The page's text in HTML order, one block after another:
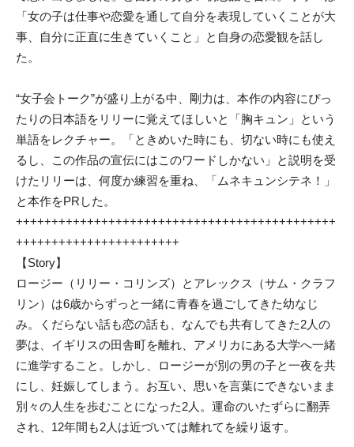
「女の子は仕事や恋愛を通して自分を表現していくことが大
事、自分に正直に生きていくこと」と自身の恋愛観を話し
た。
“女子会トーク”が盛り上がる中、剛力は、本作の内容にぴっ
たりの日本語をリリーに覚えてほしいと「胸キュン」という
単語をレクチャー。「ときめいた時にも、切ない時にも使え
るし、この作品の宣伝にはこのワードしかない」と説明を受
けたリリーは、何度か練習を重ね、「ムネキュンシテネ！」
と本作をPRした。
+++++++++++++++++++++++++++++++++++++++++++++
+++++++++++++++++++++++
【Story】
ロージー（リリー・コリンズ）とアレックス（サム・クラフ
リン）は6歳からずっと一緒に青春を過ごしてきた幼なじ
み。くだらない話も恋の話も、なんでも共有してきた2人の
夢は、イギリスの田舎町を離れ、アメリカにある大学へ一緒
に進学すること。しかし、ロージーが別の男の子と一夜を共
にし、妊娠してしまう。お互い、思いを言葉にできないまま
別々の人生を歩むことになった2人。運命のいたずらに翻弄
され、12年間も2人は近づいては離れてを繰り返す。